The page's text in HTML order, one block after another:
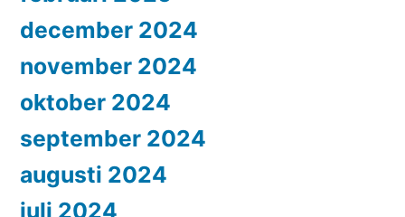
december 2024
november 2024
oktober 2024
september 2024
augusti 2024
juli 2024